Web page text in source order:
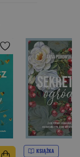
KSIĄŻKA